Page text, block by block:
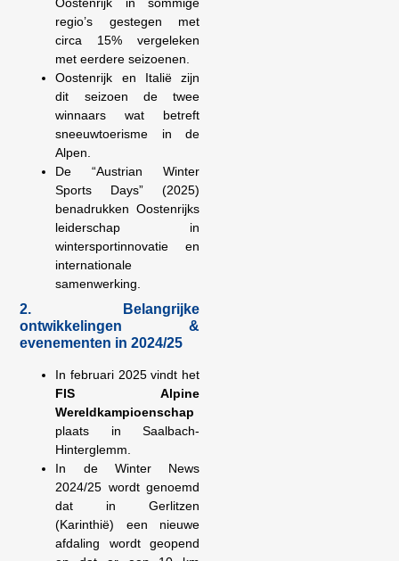
regio’s gestegen met
circa 15% vergeleken
met eerdere seizoenen.
Oostenrijk en Italië zijn
dit seizoen de twee
winnaars wat betreft
sneeuwtoerisme in de
Alpen.
De “Austrian Winter
Sports Days” (2025)
benadrukken Oostenrijks
leiderschap in
wintersportinnovatie en
internationale
samenwerking.
2. Belangrijke
ontwikkelingen &
evenementen in 2024/25
In februari 2025 vindt het
FIS Alpine
Wereldkampioenschap
plaats in Saalbach-
Hinterglemm.
In de Winter News
2024/25 wordt genoemd
dat in Gerlitzen
(Karinthië) een nieuwe
afdaling wordt geopend